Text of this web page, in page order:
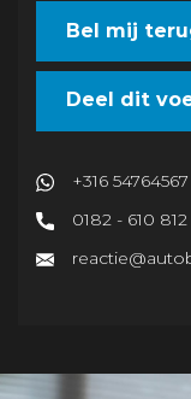
Bel mij
Deel dit
+316 54764567
0182 - 610 812